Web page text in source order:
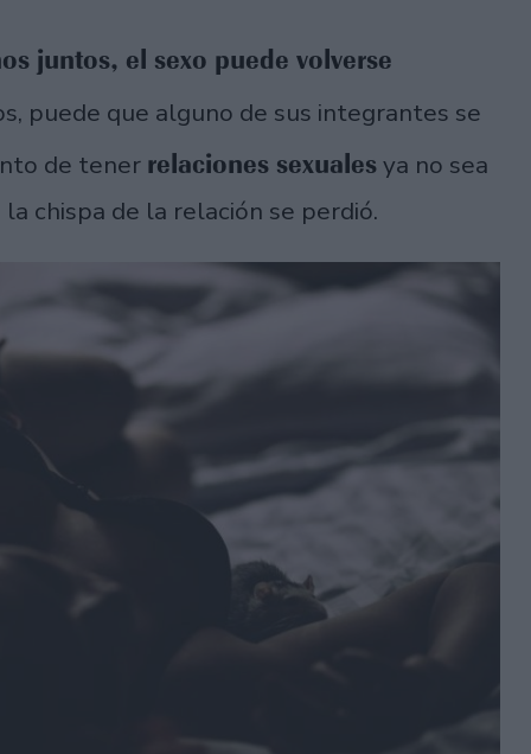
juntos, el sexo puede volverse
puede que alguno de sus integrantes se
de tener relaciones sexualesya no sea
chispa de la relación se perdió.